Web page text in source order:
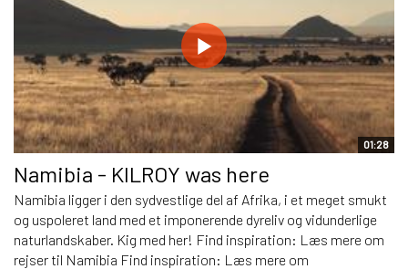
01:28
Namibia - KILROY was here
Namibia ligger i den sydvestlige del af Afrika, i et meget smukt
og uspoleret land med et imponerende dyreliv og vidunderlige
naturlandskaber. Kig med her! Find inspiration: Læs mere om
rejser til Namibia Find inspiration: Læs mere om